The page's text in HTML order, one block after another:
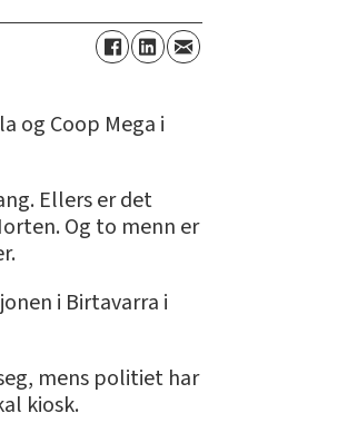
og Coop Mega i
Ellers er det
Og to menn er
i Birtavarra i
mens politiet har
kiosk.